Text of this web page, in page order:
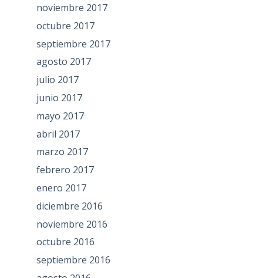
noviembre 2017
octubre 2017
septiembre 2017
agosto 2017
julio 2017
junio 2017
mayo 2017
abril 2017
marzo 2017
febrero 2017
enero 2017
diciembre 2016
noviembre 2016
octubre 2016
septiembre 2016